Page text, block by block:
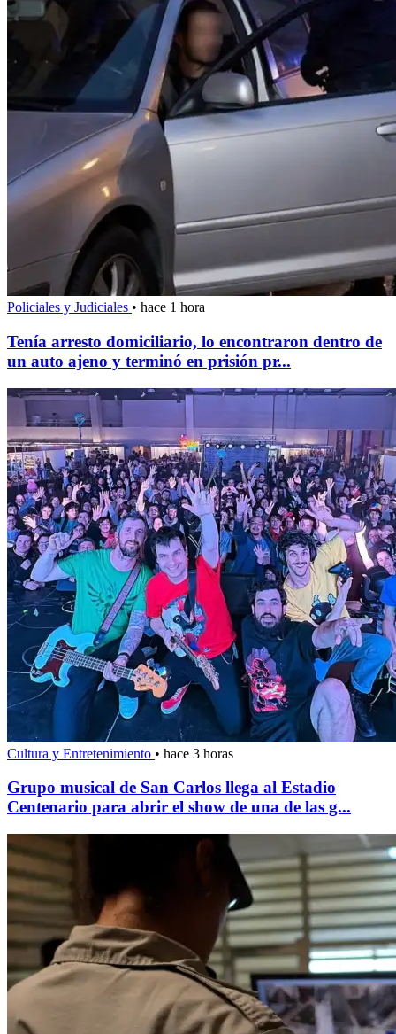
Policiales y Judiciales • hace 1 hora
Tenía arresto domiciliario, lo encontraron dentro de
un auto ajeno y terminó en prisión pr...
Cultura y Entretenimiento • hace 3 horas
Grupo musical de San Carlos llega al Estadio
Centenario para abrir el show de una de las g...